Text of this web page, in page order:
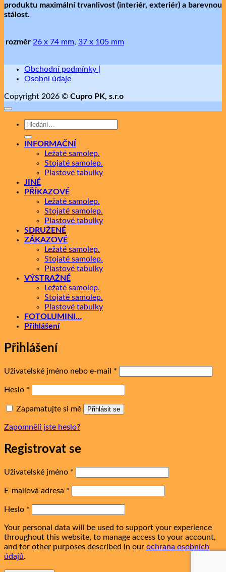
produktu maximální trvanlivost (interiér, exteriér) a barevnou
stálost.
rozměr 26 x 74 mm, 37 x 105 mm
Obchodní podmínky |
Osobní údaje
Copyright 2026 © Cupro PK, s.r.o
Hledat:
INFORMAČNÍ
Ležaté samolep.
Stojaté samolep.
Plastové tabulky
JINÉ
PŘÍKAZOVÉ
Ležaté samolep.
Stojaté samolep.
Plastové tabulky
SDRUŽENÉ
ZÁKAZOVÉ
Ležaté samolep.
Stojaté samolep.
Plastové tabulky
VÝSTRAŽNÉ
Ležaté samolep.
Stojaté samolep.
Plastové tabulky
FOTOLUMINI…
Přihlášení
Přihlášení
Uživatelské jméno nebo e-mail *
Heslo *
Zapamatujte si mě Přihlásit se
Zapomněli jste heslo?
Registrovat se
Uživatelské jméno *
E-mailová adresa *
Heslo *
Your personal data will be used to support your experience
throughout this website, to manage access to your account,
and for other purposes described in our ochrana osobních
údajů.